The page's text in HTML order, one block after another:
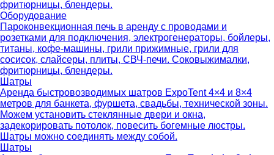
фритюрницы, блендеры.
Оборудование
Пароконвекционная печь в аренду с проводами и
розетками для подключения, электрогенераторы, бойлеры,
титаны, кофе-машины, грили прижимные, грили для
сосисок, слайсеры, плиты, СВЧ-печи. Соковыжималки,
фритюрницы, блендеры.
Шатры
Аренда быстровозводимых шатров ExpoTent 4×4 и 8×4
метров для банкета, фуршета, свадьбы, технической зоны.
Можем установить стеклянные двери и окна,
задекорировать потолок, повесить богемные люстры.
Шатры можно соединять между собой.
Шатры